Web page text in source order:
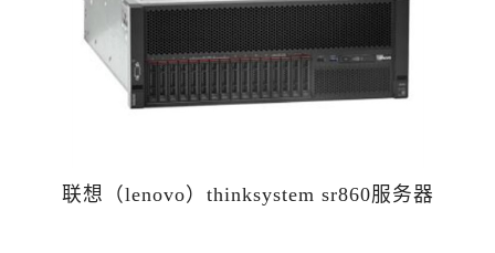
企业动态
行业新闻
解决方案
联系我们
联想（lenovo）thinksystem sr860服务器